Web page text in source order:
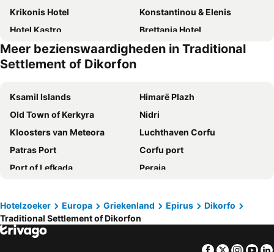
Krikonis Hotel
Konstantinou & Elenis
Hotel Kastro
Brettania Hotel
Anemolia Resort and Spa
Hotel Metropolis
KAMARES Historic Boutique Hotel & Spa
Akti Lake Living
Stoes Hotel
Archontiko Dilofo
Politia
Ialna Boutique Hotel
Egnatia Hotel
Kipi Suites
Anesis
To Agioklima
Essence Hotel
Villa Vilielmini
Tritoxo Guesthouse
Archontiko Zarkada
Gamila Rocks Mountain Hotel
Dilofo Hotel Luxury Suites
Meer bezienswaardigheden in Traditional
Settlement of Dikorfon
Ksamil Islands
Himarë Plazh
Old Town of Kerkyra
Nidri
Kloosters van Meteora
Luchthaven Corfu
Patras Port
Corfu port
Port of Lefkada
Peraia
Lake Ohrid
Luchthaven Aktion
Glyfada Beach
Syvota
Agios Nikitas Beach
Hotelzoeker Europa Griekenland Epirus
Dikorfo
Traditional Settlement of Dikorfon
Facebook
Twitter